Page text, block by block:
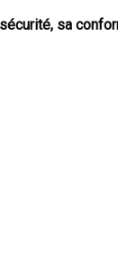
sécurité, sa